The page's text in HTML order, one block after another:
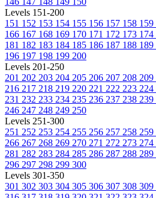
Levels 151-200
151 152 153 154 155 156 157 158 159
166 167 168 169 170 171 172 173 174
181 182 183 184 185 186 187 188 189
196 197 198 199 200
Levels 201-250
201 202 203 204 205 206 207 208 209
216 217 218 219 220 221 222 223 224
231 232 233 234 235 236 237 238 239
246 247 248 249 250
Levels 251-300
251 252 253 254 255 256 257 258 259
266 267 268 269 270 271 272 273 274
281 282 283 284 285 286 287 288 289
296 297 298 299 300
Levels 301-350
301 302 303 304 305 306 307 308 309